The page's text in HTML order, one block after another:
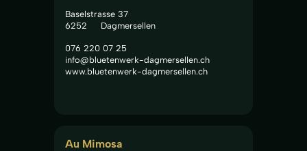
Baselstrasse 37
6252
Dagmersellen
076 220 07 25
info@bluetenwerk-dagmersellen.ch
www.bluetenwerk-dagmersellen.ch
Au Mimosa